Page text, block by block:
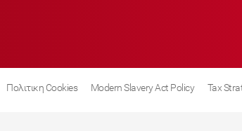
Πολιτικη Cookies Modern Slavery Act Policy Tax